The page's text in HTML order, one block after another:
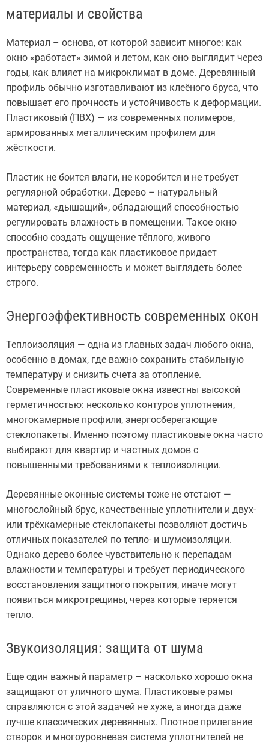
материалы и свойства
Материал – основа, от которой зависит многое: как
окно «работает» зимой и летом, как оно выглядит через
годы, как влияет на микроклимат в доме. Деревянный
профиль обычно изготавливают из клеёного бруса, что
повышает его прочность и устойчивость к деформации.
Пластиковый (ПВХ) — из современных полимеров,
армированных металлическим профилем для
жёсткости.
Пластик не боится влаги, не коробится и не требует
регулярной обработки. Дерево – натуральный
материал, «дышащий», обладающий способностью
регулировать влажность в помещении. Такое окно
способно создать ощущение тёплого, живого
пространства, тогда как пластиковое придает
интерьеру современность и может выглядеть более
строго.
Энергоэффективность современных окон
Теплоизоляция — одна из главных задач любого окна,
особенно в домах, где важно сохранить стабильную
температуру и снизить счета за отопление.
Современные пластиковые окна известны высокой
герметичностью: несколько контуров уплотнения,
многокамерные профили, энергосберегающие
стеклопакеты. Именно поэтому пластиковые окна часто
выбирают для квартир и частных домов с
повышенными требованиями к теплоизоляции.
Деревянные оконные системы тоже не отстают —
многослойный брус, качественные уплотнители и двух-
или трёхкамерные стеклопакеты позволяют достичь
отличных показателей по тепло- и шумоизоляции.
Однако дерево более чувствительно к перепадам
влажности и температуры и требует периодического
восстановления защитного покрытия, иначе могут
появиться микротрещины, через которые теряется
тепло.
Звукоизоляция: защита от шума
Еще один важный параметр – насколько хорошо окна
защищают от уличного шума. Пластиковые рамы
справляются с этой задачей не хуже, а иногда даже
лучше классических деревянных. Плотное прилегание
створок и многоуровневая система уплотнителей не